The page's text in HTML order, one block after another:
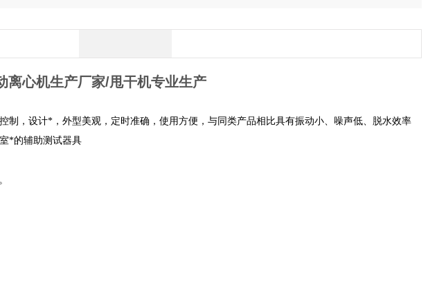
离心机生产厂家/甩干机专业生产
制，设计*，外型美观，定时准确，使用方便，与同类产品相比具有振动小、噪声低、脱水效率
*的辅助测试器具